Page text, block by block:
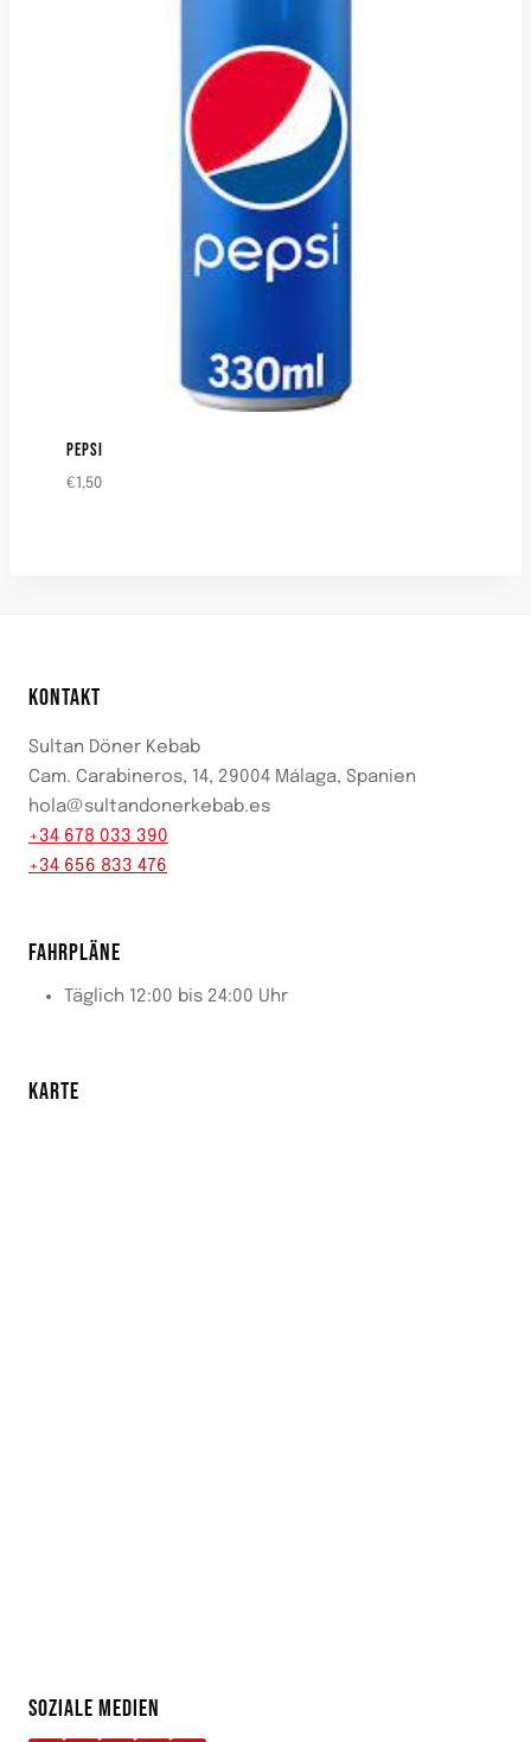
PEPSI
€1,50
KONTAKT
Sultan Döner Kebab
Cam. Carabineros, 14, 29004 Málaga, Spanien
hola@sultandonerkebab.es
+34 678 033 390
+34 656 833 476
FAHRPLÄNE
Täglich 12:00 bis 24:00 Uhr
KARTE
SOZIALE MEDIEN